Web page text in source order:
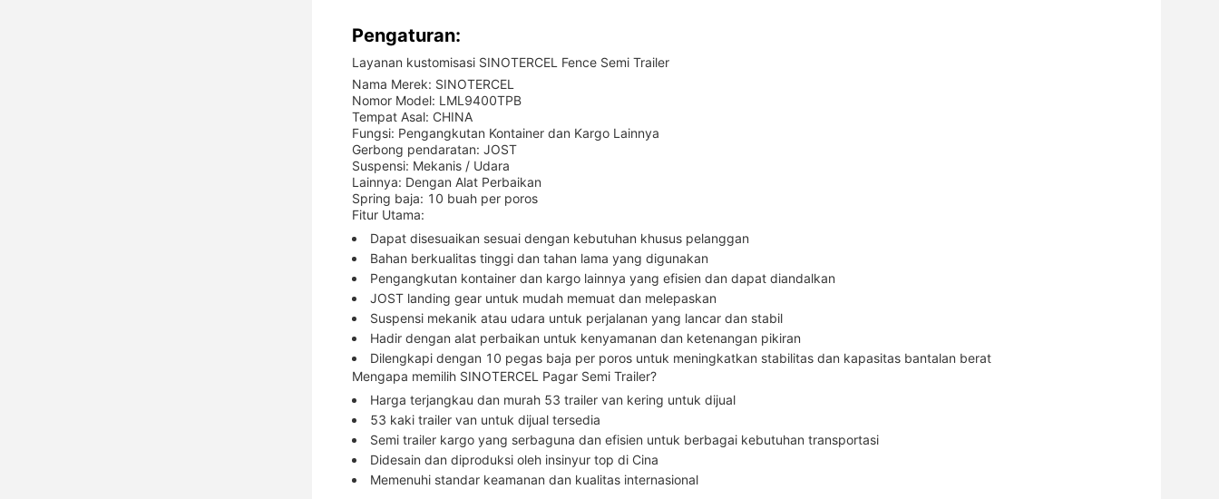
Pengaturan:
Layanan kustomisasi SINOTERCEL Fence Semi Trailer
Nama Merek: SINOTERCEL
Nomor Model: LML9400TPB
Tempat Asal: CHINA
Fungsi: Pengangkutan Kontainer dan Kargo Lainnya
Gerbong pendaratan: JOST
Suspensi: Mekanis / Udara
Lainnya: Dengan Alat Perbaikan
Spring baja: 10 buah per poros
Fitur Utama:
Dapat disesuaikan sesuai dengan kebutuhan khusus pelanggan
Bahan berkualitas tinggi dan tahan lama yang digunakan
Pengangkutan kontainer dan kargo lainnya yang efisien dan dapat diandalkan
JOST landing gear untuk mudah memuat dan melepaskan
Suspensi mekanik atau udara untuk perjalanan yang lancar dan stabil
Hadir dengan alat perbaikan untuk kenyamanan dan ketenangan pikiran
Dilengkapi dengan 10 pegas baja per poros untuk meningkatkan stabilitas dan kapasitas bantalan berat
Mengapa memilih SINOTERCEL Pagar Semi Trailer?
Harga terjangkau dan murah 53 trailer van kering untuk dijual
53 kaki trailer van untuk dijual tersedia
Semi trailer kargo yang serbaguna dan efisien untuk berbagai kebutuhan transportasi
Didesain dan diproduksi oleh insinyur top di Cina
Memenuhi standar keamanan dan kualitas internasional